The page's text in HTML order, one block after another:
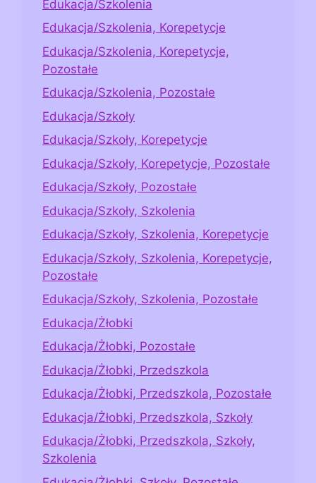
Edukacja/Szkolenia
Edukacja/Szkolenia, Korepetycje
Edukacja/Szkolenia, Korepetycje,
Pozostałe
Edukacja/Szkolenia, Pozostałe
Edukacja/Szkoły
Edukacja/Szkoły, Korepetycje
Edukacja/Szkoły, Korepetycje, Pozostałe
Edukacja/Szkoły, Pozostałe
Edukacja/Szkoły, Szkolenia
Edukacja/Szkoły, Szkolenia, Korepetycje
Edukacja/Szkoły, Szkolenia, Korepetycje,
Pozostałe
Edukacja/Szkoły, Szkolenia, Pozostałe
Edukacja/Żłobki
Edukacja/Żłobki, Pozostałe
Edukacja/Żłobki, Przedszkola
Edukacja/Żłobki, Przedszkola, Pozostałe
Edukacja/Żłobki, Przedszkola, Szkoły
Edukacja/Żłobki, Przedszkola, Szkoły,
Szkolenia